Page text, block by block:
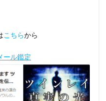
こちらから
ール鑑定